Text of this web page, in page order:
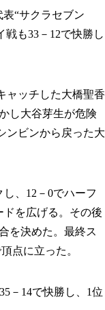
“サクラセブン
戦も33－12で快勝し
ャッチした大橋聖香
し大谷芽生が危険
ンビンから戻った大
、12－0でハーフ
を広げる。その後
を決めた。最終ス
点に立った。
－14で快勝し、1位